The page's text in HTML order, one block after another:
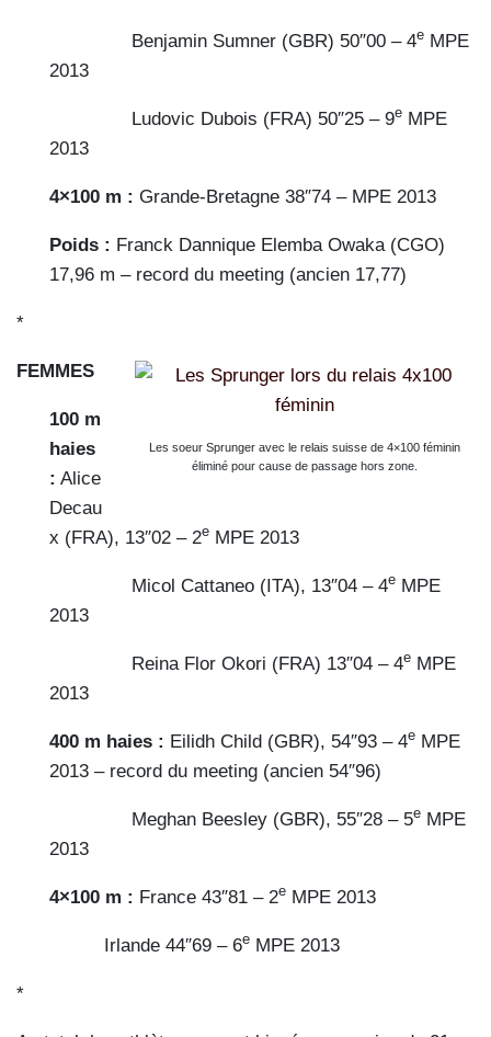
Benjamin Sumner (GBR) 50″00 – 4e MPE
2013
Ludovic Dubois (FRA) 50″25 – 9e MPE
2013
4×100 m : Grande-Bretagne 38″74 – MPE 2013
Poids : Franck Dannique Elemba Owaka (CGO)
17,96 m – record du meeting (ancien 17,77)
*
Les soeur Sprunger avec le relais suisse de 4×100 féminin
éliminé pour cause de passage hors zone.
FEMMES
100 m
haies
: Alice
Decau
x (FRA), 13″02 – 2e MPE 2013
Micol Cattaneo (ITA), 13″04 – 4e MPE
2013
Reina Flor Okori (FRA) 13″04 – 4e MPE
2013
400 m haies : Eilidh Child (GBR), 54″93 – 4e MPE
2013 – record du meeting (ancien 54″96)
Meghan Beesley (GBR), 55″28 – 5e MPE
2013
4×100 m : France 43″81 – 2e MPE 2013
Irlande 44″69 – 6e MPE 2013
*